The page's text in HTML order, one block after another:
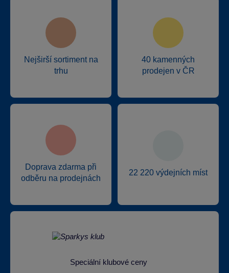
Nejširší sortiment na
trhu
40 kamenných
prodejen v ČR
Doprava zdarma při
odběru na prodejnách
22 220 výdejních míst
Speciální klubové ceny